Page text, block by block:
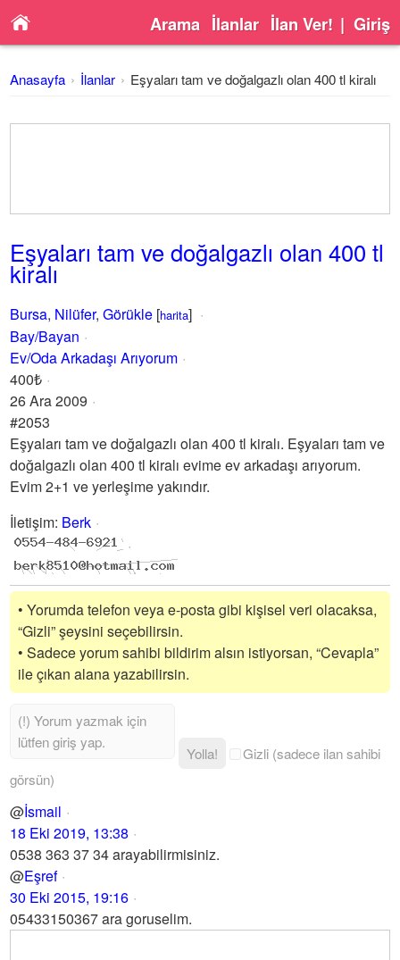
Arama İlanlar İlan Ver! | Giriş
Anasayfa İlanlar Eşyaları tam ve doğalgazlı olan 400 tl kiralı
Eşyaları tam ve doğalgazlı olan 400 tl
kiralı
Bursa, Nilüfer,Görükle [harita]
Bay/Bayan
Ev/Oda Arkadaşı Arıyorum
400₺
26 Ara 2009
#2053
Eşyaları tam ve doğalgazlı olan 400 tl kiralı. Eşyaları tam ve
doğalgazlı olan 400 tl kiralı evime ev arkadaşı arıyorum.
Evim 2+1 ve yerleşime yakındır.
İletişim: Berk
• Yorumda telefon veya e-posta gibi kişisel veri olacaksa,
“Gizli” şeysini seçebilirsin.
• Sadece yorum sahibi bildirim alsın istiyorsan, “Cevapla”
ile çıkan alana yazabilirsin.
Yolla!
Gizli (sadece ilan sahibi
görsün)
@İsmail
18 Eki 2019, 13:38
0538 363 37 34 arayabilirmisiniz.
@Eşref
30 Eki 2015, 19:16
05433150367 ara goruselim.